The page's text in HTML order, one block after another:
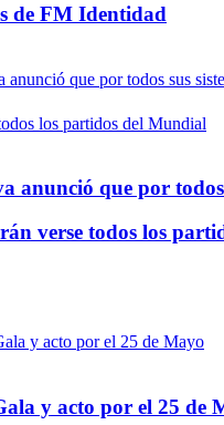
de FM Identidad
anunció que por todos
verse todos los
y acto por el 25 de